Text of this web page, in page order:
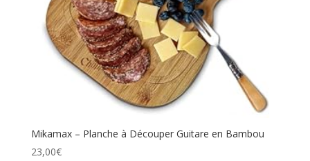
Mikamax – Planche à Découper Guitare en Bambou
23,00€